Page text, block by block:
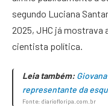
segundo Luciana
2025, JHC já mostrava
cientista política.
Leia também:
representante da
Fonte: diariofloripa.com.br